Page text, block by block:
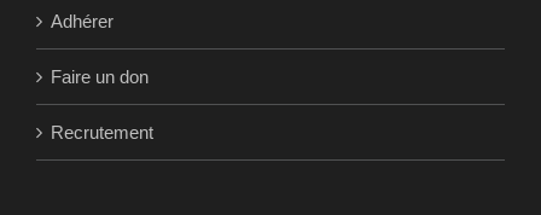
Adhérer
Faire un don
Recrutement